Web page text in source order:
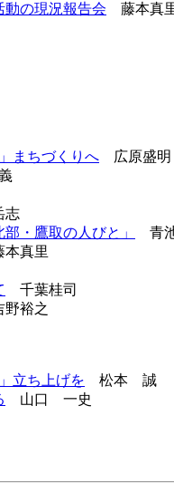
の現況報告会 藤本真
まちづくりへ 広原盛明
志
・鷹取の人びと」
青
真里
千葉桂司
裕之
立ち上げを 松本 誠
山口 一史